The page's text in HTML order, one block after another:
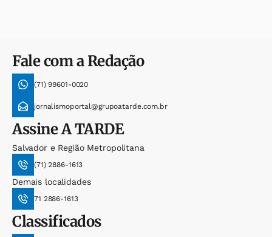
Fale com a Redação
(71) 99601-0020
jornalismoportal@grupoatarde.com.br
AssineA TARDE
Salvador e Região Metropolitana
(71) 2886-1613
Demais localidades
71 2886-1613
Classificados